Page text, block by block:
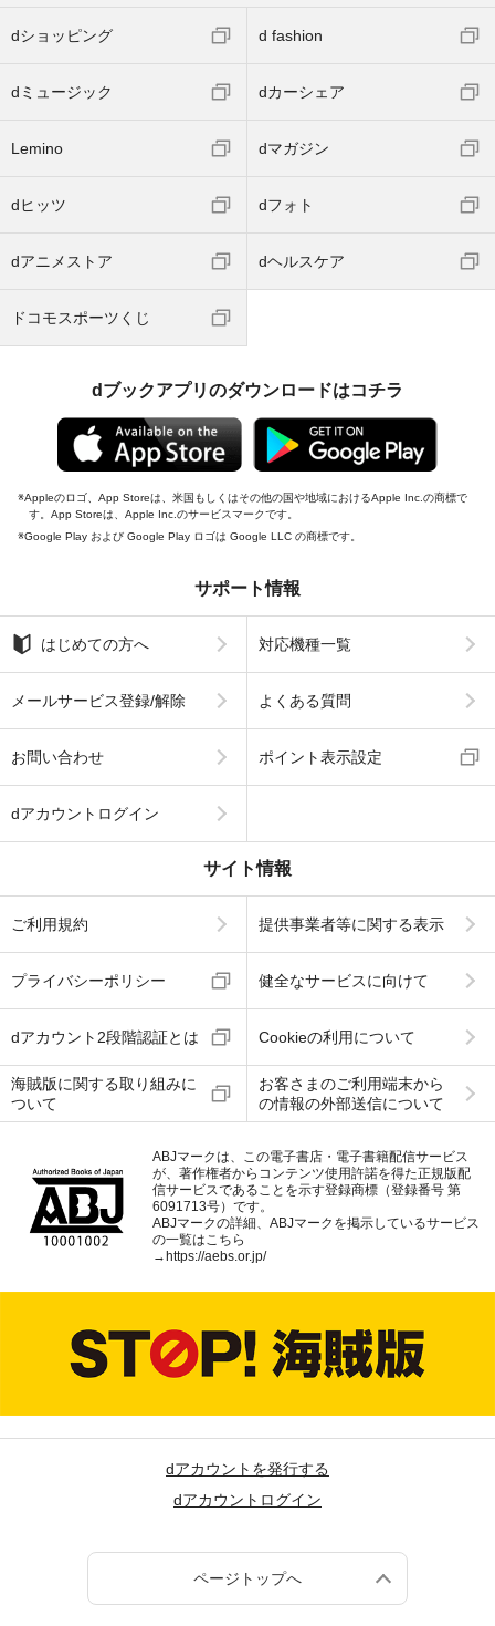
dショッピング d fashion
dミュージック dカーシェア
Lemino dマガジン
dヒッツ dフォト
dアニメストア dヘルスケア
ドコモスポーツくじ
dブックアプリのダウンロードはコチラ
Appleのロゴ、App Storeは、米国もしくはその他の国や地域におけるApple Inc.の商標で
す。App Storeは、Apple Inc.のサービスマークです。
Google Play および Google Play ロゴは Google LLC の商標です。
サポート情報
はじめての方へ 対応機種一覧
メールサービス登録/解除 よくある質問
お問い合わせ ポイント表示設定
dアカウントログイン
サイト情報
ご利用規約 提供事業者等に関する表示
プライバシーポリシー 健全なサービスに向けて
dアカウント2段階認証とは Cookieの利用について
海賊版に関する取り組みに
ついて
お客さまのご利用端末から
の情報の外部送信について
ABJマークは、この電子書店・電子書籍配信サービス
が、著作権者からコンテンツ使用許諾を得た正規版配
信サービスであることを示す登録商標（登録番号 第
6091713号）です。
ABJマークの詳細、ABJマークを掲示しているサービス
の一覧はこちら
→ https://aebs.or.jp/
dアカウントを発行する
dアカウントログイン
ページトップへ